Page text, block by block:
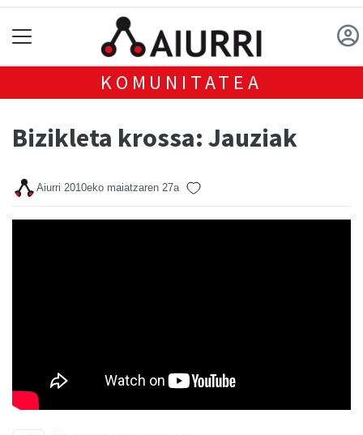
KOMUNITATEA
Bizikleta krossa: Jauziak
Aiurri 2010eko maiatzaren 27a